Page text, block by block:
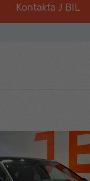
Kontakta J BIL